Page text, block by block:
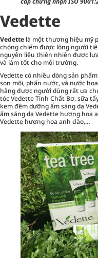
Vedette
Vedette là một thương hiệu mỹ
chóng chiếm được lòng người
nguyên liệu thiên nhiên được
và làm tốt cho môi trường.
Vedette có nhiều dòng sản
son môi, phấn nước, và nước
hãng được người dùng rất ưa
tóc Vedette Tinh Chất Bơ, sữa
kem đêm dưỡng ẩm sáng da
ẩm sáng da Vedette hương hoa
Vedette hương hoa anh đào,…